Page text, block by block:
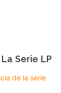
Serie LP